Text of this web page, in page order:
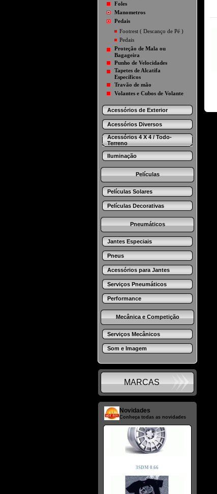
Foles
Manometros
Pedais
Footrest ( Descanço de Pé )
Pedais
Proteção de Mala ou
Bagageira
Punho de Velocidades
Tapetes de Alcatifa
Específicos
Travão de mão
Volantes e Cubos de Volante
Acessórios de Exterior
Acessórios Diversos
Acessórios 4 X 4 / Todo-
Terreno
Iluminação
Películas
Películas Solares
Películas Decorativas
Pneumáticos
Jantes Especiais
Pneus
Acessórios para Jantes
Serviços Pneumáticos
Performance
Mecânica e Competição
Serviços Mecânicos
Som e Imagem
MARCAS
Novidades
Conheça todas as novidades